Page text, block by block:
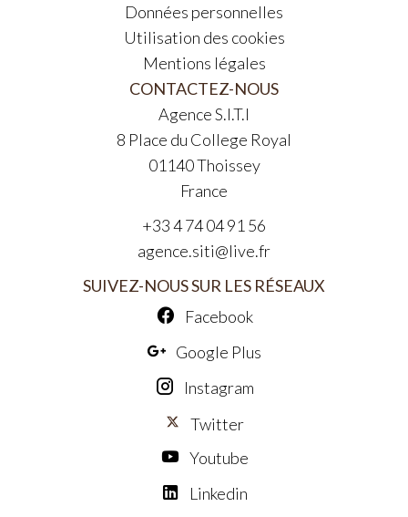
Données personnelles
Utilisation des cookies
Mentions légales
CONTACTEZ-NOUS
Agence S.I.T.I
8 Place du College Royal
01140Thoissey
France
+33 4 74 04 91 56
agence.siti@live.fr
SUIVEZ-NOUS SUR LES RÉSEAUX
Facebook
Google Plus
Instagram
Twitter
Youtube
Linkedin